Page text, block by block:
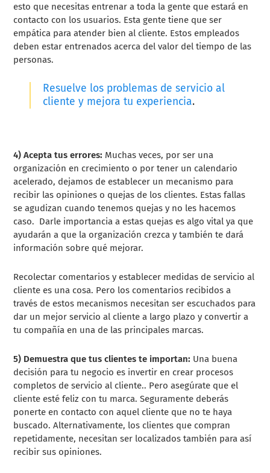
esto que necesitas entrenar a toda la gente que estará en
contacto con los usuarios. Esta gente tiene que ser
empática para atender bien al cliente. Estos empleados
deben estar entrenados acerca del valor del tiempo de las
personas.
Resuelve los problemas de servicio al
cliente y mejora tu experiencia.
4) Acepta tus errores: Muchas veces, por ser una
organización en crecimiento o por tener un calendario
acelerado, dejamos de establecer un mecanismo para
recibir las opiniones o quejas de los clientes. Estas fallas
se agudizan cuando tenemos quejas y no les hacemos
caso. Darle importancia a estas quejas es algo vital ya que
ayudarán a que la organización crezca y también te dará
información sobre qué mejorar.
Recolectar comentarios y establecer medidas de servicio al
cliente es una cosa. Pero los comentarios recibidos a
través de estos mecanismos necesitan ser escuchados para
dar un mejor servicio al cliente a largo plazo y convertir a
tu compañía en una de las principales marcas.
5) Demuestra que tus clientes te importan: Una buena
decisión para tu negocio es invertir en crear procesos
completos de servicio al cliente.. Pero asegúrate que el
cliente esté feliz con tu marca. Seguramente deberás
ponerte en contacto con aquel cliente que no te haya
buscado. Alternativamente, los clientes que compran
repetidamente, necesitan ser localizados también para así
recibir sus opiniones.